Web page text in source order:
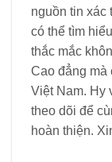
nguồn tin xác
có thể tìm
thắc mắc
Cao đẳng mà
Việt Nam. Hy
theo dõi để
hoàn thiện.